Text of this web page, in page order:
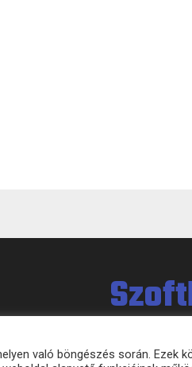
való böngészés során. Ezek